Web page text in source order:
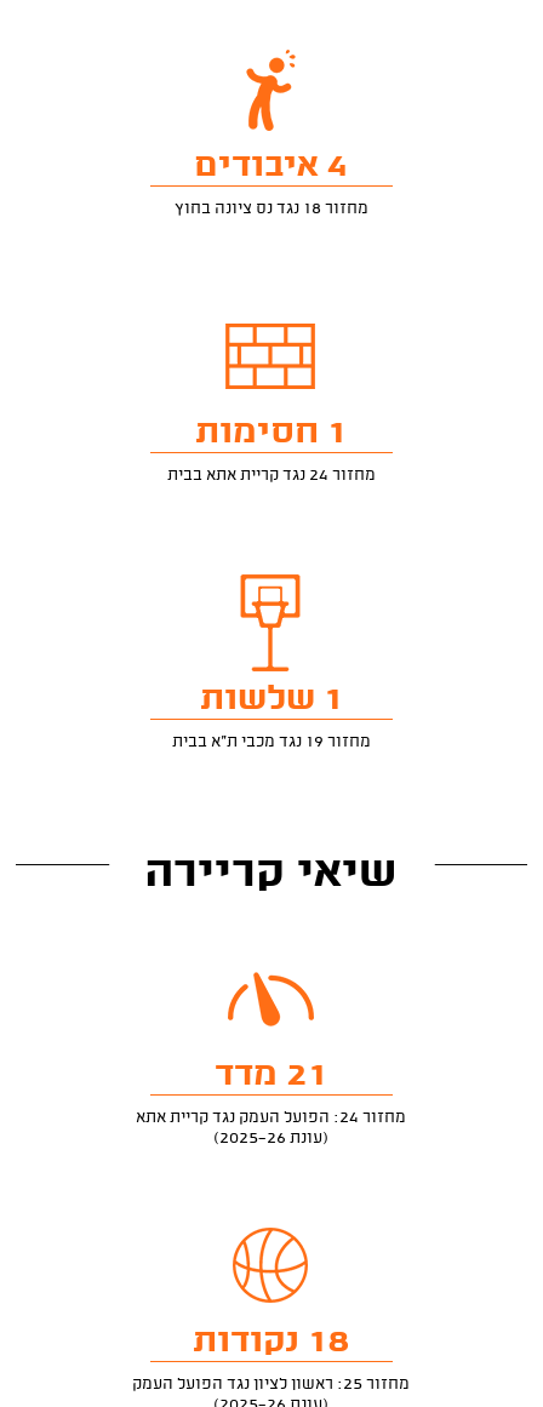
4 איבודים
מחזור 18 נגד נס ציונה בחוץ
1 חסימות
מחזור 24 נגד קריית אתא בבית
1 שלשות
מחזור 19 נגד מכבי ת"א בבית
שיאי קריירה
21 מדד
מחזור 24: הפועל העמק נגד קריית אתא
(עונת 2025-26)
18 נקודות
מחזור 25: ראשון לציון נגד הפועל העמק